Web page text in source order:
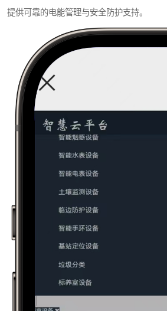
提供可靠的电能管理与安全防护支持。